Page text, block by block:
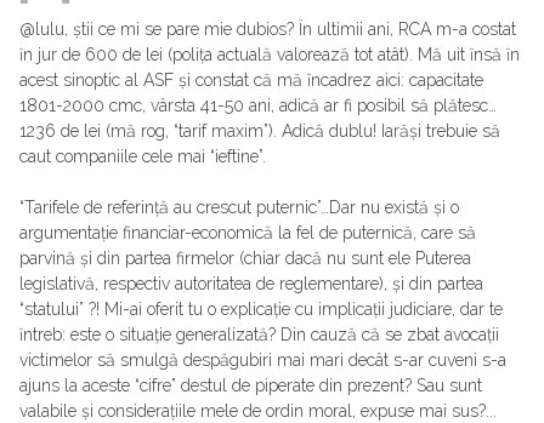
@lulu, știi ce mi se pare mie dubios? Ȋn ultimii ani, RCA m-a costat
ȋn jur de 600 de lei (polița actuală valorează tot atât). Mă uit ȋnsă ȋn
acest sinoptic al ASF și constat că mă ȋncadrez aici: capacitate
1801-2000 cmc, vârsta 41-50 ani, adică ar fi posibil să plătesc…
1236 de lei (mă rog, “tarif maxim”). Adică dublu! Iarăși trebuie să
caut companiile cele mai “ieftine”.
“Tarifele de referință au crescut puternic”…Dar nu există și o
argumentație financiar-economică la fel de puternică, care să
parvină și din partea firmelor (chiar dacă nu sunt ele Puterea
legislativă, respectiv autoritatea de reglementare), și din partea
“statului” ?! Mi-ai oferit tu o explicație cu implicații judiciare, dar te
ȋntreb: este o situație generalizată? Din cauză că se zbat avocații
victimelor să smulgă despăgubiri mai mari decât s-ar cuveni s-a
ajuns la aceste “cifre” destul de piperate din prezent? Sau sunt
valabile și considerațiile mele de ordin moral, expuse mai sus?...